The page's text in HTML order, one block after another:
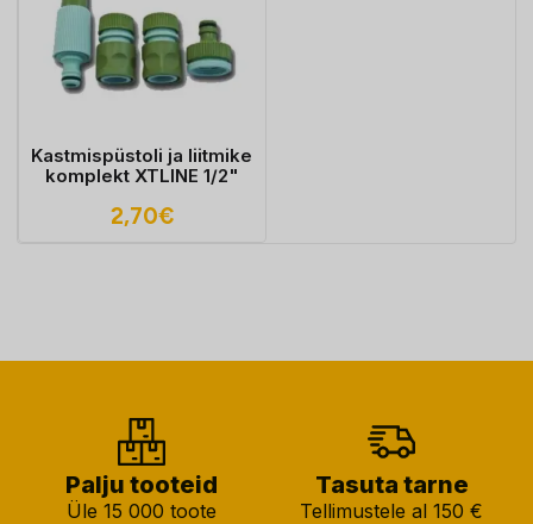
Kastmispüstoli ja liitmike
komplekt XTLINE 1/2"
2,70€
Palju tooteid
Üle 15 000 toote
Tasuta tarne
Tellimustele al 150 €